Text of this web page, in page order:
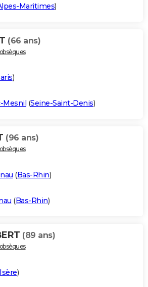
Maritimes)
(66 ans)
)
Mesnil (Seine-Saint-Denis)
(96 ans)
(Bas-Rhin)
(Bas-Rhin)
(89 ans)
Isère)